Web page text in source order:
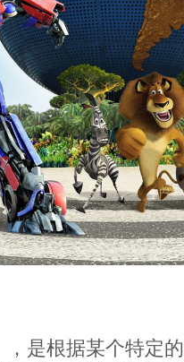
是根据某个特定